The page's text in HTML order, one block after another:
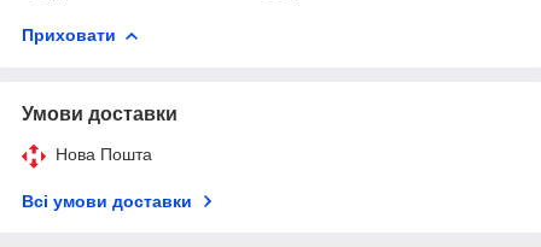
Приховати
Умови доставки
Нова Пошта
Всі умови доставки